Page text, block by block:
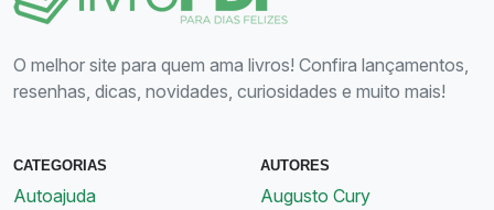
O melhor site para quem ama livros! Confira lançamentos,
resenhas, dicas, novidades, curiosidades e muito mais!
CATEGORIAS
Autoajuda
AUTORES
Augusto Cury